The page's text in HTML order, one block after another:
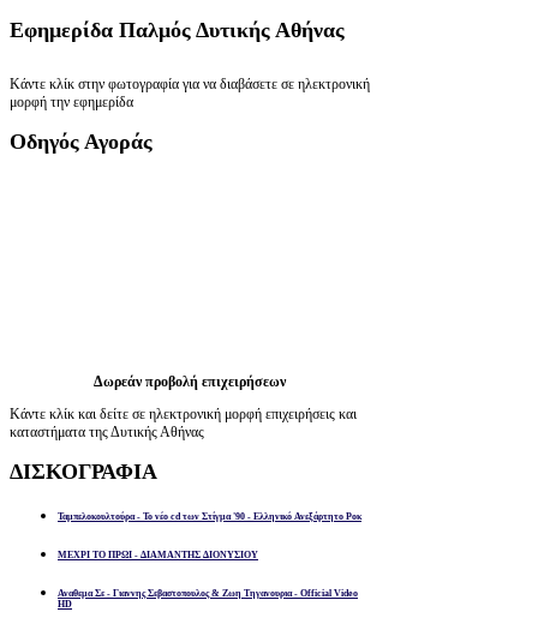
Εφημερίδα Παλμός Δυτικής Αθήνας
Κάντε κλίκ στην φωτογραφία για να διαβάσετε σε ηλεκτρονική
μορφή την εφημερίδα
Οδηγός Αγοράς
Δωρεάν προβολή επιχειρήσεων
Κάντε κλίκ και δείτε σε ηλεκτρονική μορφή επιχειρήσεις και
καταστήματα της Δυτικής Αθήνας
ΔΙΣΚΟΓΡΑΦΙΑ
Ταμπελοκουλτούρα - Το νέο cd των Στίγμα '90 - Ελληνικό Ανεξάρτητο Ροκ
ΜΕΧΡΙ ΤΟ ΠΡΩΙ - ΔΙΑΜΑΝΤΗΣ ΔΙΟΝΥΣΙΟΥ
Αναθεμα Σε - Γιαννης Σεβαστοπουλος & Ζωη Τηγανουρια - Official Video
HD